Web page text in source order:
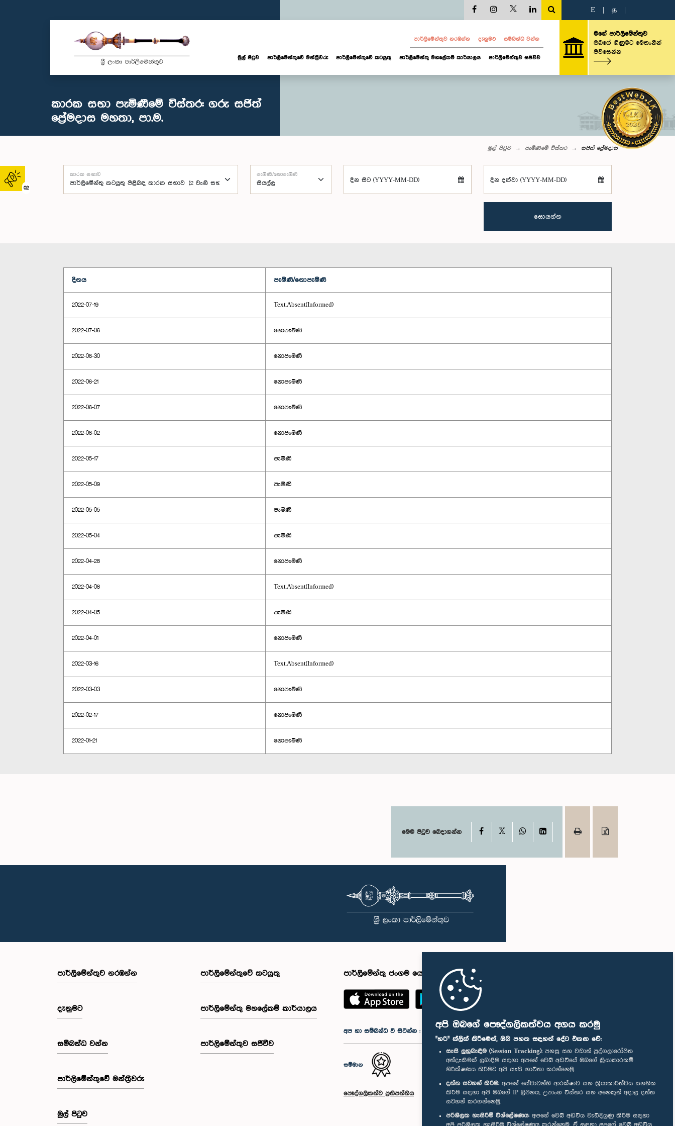
අපි ඔබගේ පෞද්ගලිකත්වය අගය කරමු
"හරි" ක්ලික් කිරීමෙන්, ඔබ පහත සඳහන් දේට එකඟ වේ:
සැසි ලුහුබැඳීම (Session Tracking): පහසු සහ වඩාත් පුද්ගලාරෝපිත
අත්දැකීමක් ලබාදීම සඳහා අපගේ වෙබ් අඩවියේ ඔබගේ ක්‍රියාකාරකම්
නිරීක්ෂණය කිරීමට අපි සැසි භාවිතා කරන්නෙමු.
දත්ත සටහන් කිරීම: අපගේ සේවාවන්හි ආරක්ෂාව සහ ක්‍රියාකාරීත්වය සහතික
කිරීම සඳහා අපි ඔබගේ IP ලිපිනය, උපාංග විස්තර සහ අනෙකුත් අදාළ දත්ත
සටහන් කරගන්නෙමු.
පරිශීලක හැසිරීම් විශ්ලේෂණය: අපගේ වෙබ් අඩවිය වැඩිදියුණු කිරීම සඳහා
02
E த
පාර්ලි‌මේන්තුව නරඹන්න දැනුමට සම්බන්ධ වන්න
මුල් පිටුව පාර්ලි‌මේන්තුවේ මන්ත්‍රීවරු පාර්ලිමේන්තුවේ කටයුතු පාර්ලිමේන්තු මහලේකම් කාර්යාලය පාර්ලිමේන්තුව සජීවීව
මගේ පාර්ලිමේන්තුව
ඔබගේ ගිණුමට මෙතැනින්
පිවිසෙන්න
කාරක සභා පැමිණීමේ විස්තර: ගරු සජිත්
ප්‍රේමදාස මහතා, පා.ම.
මුල් පිටුව පැමිණීමේ විස්තර සජිත් ප්‍රේමදාස
කාරක සභාව පැමිණි/නොපැමිණි
දින සිට (YYYY-MM-DD) දින දක්වා (YYYY-MM-DD)
සොයන්න
දිනය පැමිණි/නොපැමිණි
2022-07-19 Text.Absent(Informed)
2022-07-06 නොපැමිණි
2022-06-30 නොපැමිණි
2022-06-21 නොපැමිණි
2022-06-07 නොපැමිණි
2022-06-02 නොපැමිණි
2022-05-17 පැමිණි
2022-05-09 පැමිණි
2022-05-05 පැමිණි
2022-05-04 පැමිණි
2022-04-28 නොපැමිණි
2022-04-08 Text.Absent(Informed)
2022-04-05 පැමිණි
2022-04-01 නොපැමිණි
2022-03-16 Text.Absent(Informed)
2022-03-03 නොපැමිණි
2022-02-17 නොපැමිණි
2022-01-21 නොපැමිණි
මෙම පිටුව බෙදාගන්න Facebook WhatsAppLinkedIn
පාර්ලි‌මේන්තුව නරඹන්න
දැනුමට
සම්බන්ධ වන්න
පාර්ලි‌මේන්තුවේ මන්ත්‍රීවරු
මුල් පිටුව
පාර්ලිමේන්තුවේ කටයුතු
පාර්ලිමේන්තු මහලේකම් කාර්යාලය
පාර්ලිමේන්තුව සජීවීව
පාර්ලිමේන්තු ජංගම යෙදුම
අප හා සම්බන්ධ වී සිටින්න :
සම්මාන
පෞද්ගලිකත්ව ප්‍රතිපත්තිය